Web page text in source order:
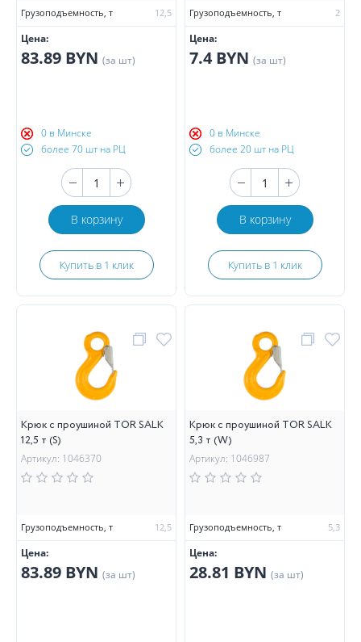
Грузоподъемность, т 12,5
Цена:
83.89 BYN (за шт)
0 в Минске
более 70 шт на РЦ
В корзину
Купить в 1 клик
Грузоподъемность, т 2
Цена:
7.4 BYN (за шт)
0 в Минске
более 20 шт на РЦ
В корзину
Купить в 1 клик
Крюк с проушиной TOR SALK
12,5 т (S)
Артикул: 1046370
Грузоподъемность, т 12,5
Цена:
83.89 BYN (за шт)
Крюк с проушиной TOR SALK
5,3 т (W)
Артикул: 1046987
Грузоподъемность, т 5,3
Цена:
28.81 BYN (за шт)